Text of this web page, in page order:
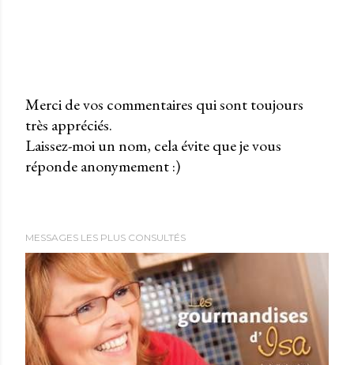
P
u
b
r
u
n
c
o
m
Merci de vos commentaires qui sont toujours
très appréciés.
Laissez-moi un nom, cela évite que je vous
réponde anonymement :)
MESSAGES LES PLUS CONSULTÉS